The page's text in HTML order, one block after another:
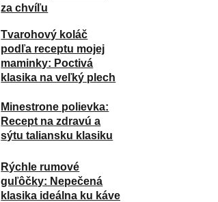
za chvíľu
Tvarohový koláč
podľa receptu mojej
maminky: Poctivá
klasika na veľký plech
Minestrone polievka:
Recept na zdravú a
sýtu taliansku klasiku
Rýchle rumové
guľôčky: Nepečená
klasika ideálna ku káve